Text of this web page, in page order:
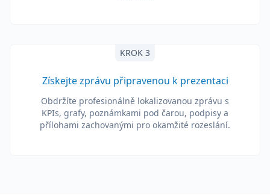
KROK 3
Získejte zprávu připravenou k prezentaci
Obdržíte profesionálně lokalizovanou zprávu s
KPIs, grafy, poznámkami pod čarou, podpisy a
přílohami zachovanými pro okamžité rozeslání.